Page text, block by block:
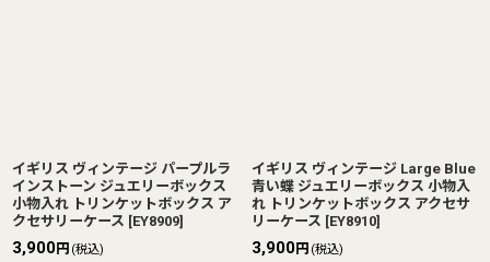
イギリス ヴィンテージ パープルラ
インストーン ジュエリーボックス
小物入れ トリンケットボックス ア
クセサリーケース [EY8909]
3,900円 (税込)
イギリス ヴィンテージ Large Blue
青い蝶 ジュエリーボックス 小物入
れ トリンケットボックス アクセサ
リーケース [EY8910]
3,900円 (税込)